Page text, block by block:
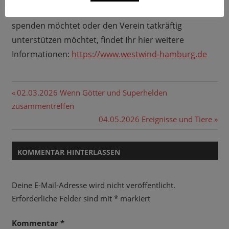
spenden möchtet oder den Verein tatkräftig
unterstützen möchtet, findet Ihr hier weitere
Informationen: https://www.westwind-hamburg.de
GEMEINNÜTZIG
NON-
PROFIT
REPARATUR
VEREIN
Beitragsnavigation
Vorheriger
Beitrag:
02.03.2026 Wenn Götter und Superhelden
zusammentreffen
Nächster
04.05.2026 Ereignisse und Tiere
KOMMENTAR HINTERLASSEN
Deine E-Mail-Adresse wird nicht veröffentlicht.
Erforderliche Felder sind mit *markiert
Kommentar *